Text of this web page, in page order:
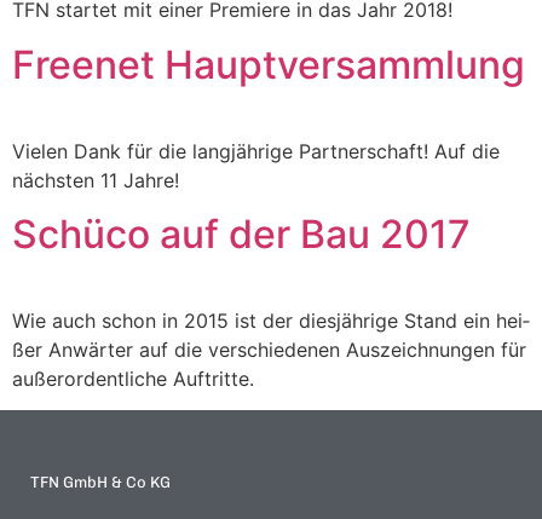
TFN star­tet mit einer Pre­mie­re in das Jahr 2018!
Freenet Hauptversammlung
Vie­len Dank für die lang­jäh­ri­ge Part­ner­schaft! Auf die
nächs­ten 11 Jahre!
Schüco auf der Bau 2017
Wie auch schon in 2015 ist der dies­jäh­ri­ge Stand ein hei­
ßer Anwär­ter auf die ver­schie­de­nen Aus­zeich­nun­gen für
außer­or­dent­li­che Auftritte.
TFN GmbH & Co KG